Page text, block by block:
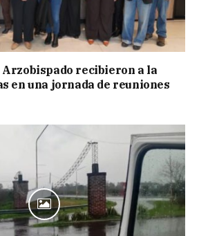
Arzobispado recibieron a la
en una jornada de reuniones